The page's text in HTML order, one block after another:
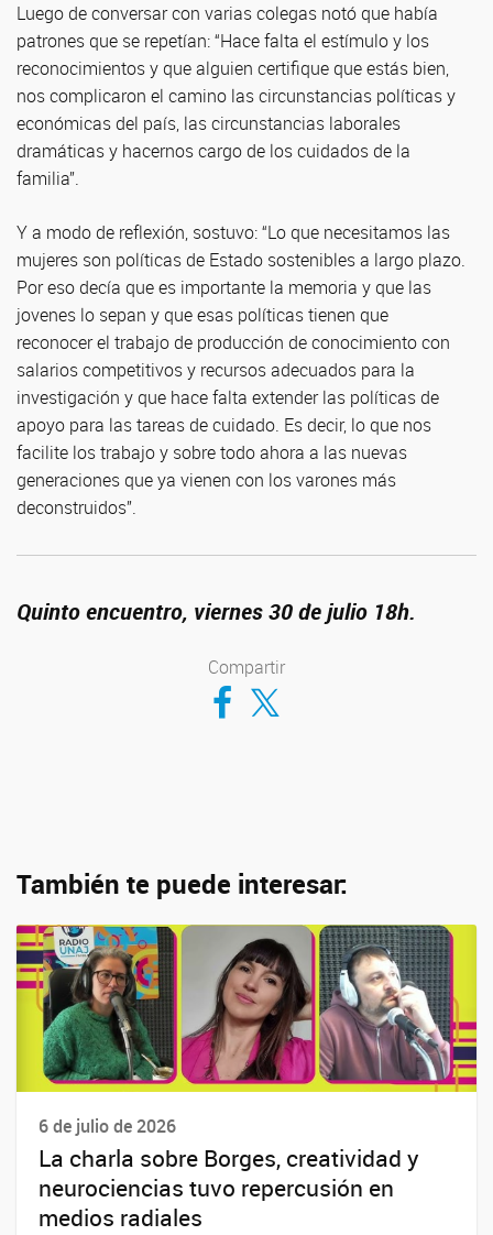
Luego de conversar con varias colegas notó que había
patrones que se repetían: “Hace falta el estímulo y los
reconocimientos y que alguien certifique que estás bien,
nos complicaron el camino las circunstancias políticas y
económicas del país, las circunstancias laborales
dramáticas y hacernos cargo de los cuidados de la
familia”.
Y a modo de reflexión, sostuvo: “Lo que necesitamos las
mujeres son políticas de Estado sostenibles a largo plazo.
Por eso decía que es importante la memoria y que las
jovenes lo sepan y que esas políticas tienen que
reconocer el trabajo de producción de conocimiento con
salarios competitivos y recursos adecuados para la
investigación y que hace falta extender las políticas de
apoyo para las tareas de cuidado. Es decir, lo que nos
facilite los trabajo y sobre todo ahora a las nuevas
generaciones que ya vienen con los varones más
deconstruidos”.
Quinto encuentro, viernes 30 de julio 18h.
Compartir
Compartir en Facebook
Compartir en Twitter
También te puede interesar:
6 de julio de 2026
La charla sobre Borges, creatividad y
neurociencias tuvo repercusión en
medios radiales